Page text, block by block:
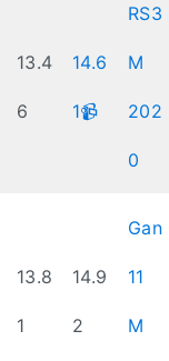
13.4
6
14.6
1📹
RS3
M
202
0
13.8
1
14.9
2
Gan
11
M